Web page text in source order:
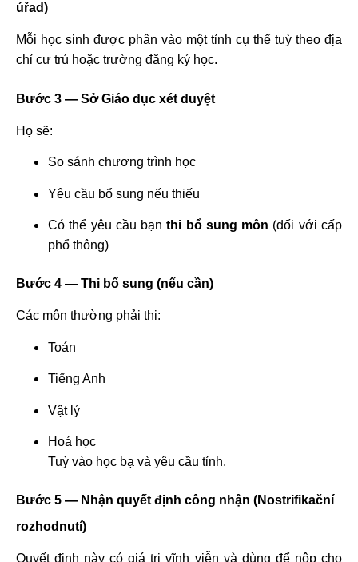
úřad)
Mỗi học sinh được phân vào một tỉnh cụ thể tuỳ theo địa
chỉ cư trú hoặc trường đăng ký học.
Bước 3 — Sở Giáo dục xét duyệt
Họ sẽ:
So sánh chương trình học
Yêu cầu bổ sung nếu thiếu
Có thể yêu cầu bạnthi bổ sung môn (đối với cấp
phổ thông)
Bước 4 — Thi bổ sung (nếu cần)
Các môn thường phải thi:
Toán
Tiếng Anh
Vật lý
Hoá học
Tuỳ vào học bạ và yêu cầu tỉnh.
Bước 5 — Nhận quyết định công nhận (Nostrifikační
rozhodnutí)
Quyết định này có giá trị vĩnh viễn và dùng để nộp cho